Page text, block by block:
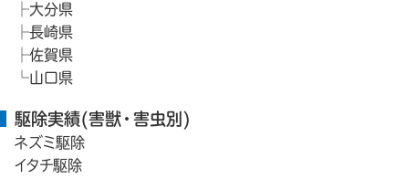
大分県
長崎県
佐賀県
山口県
駆除実績(害獣・害虫別)
ネズミ駆除
イタチ駆除